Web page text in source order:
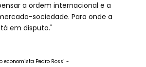
a ordem internacional e a
sociedade. Para onde a
em disputa."
economista Pedro Rossi -